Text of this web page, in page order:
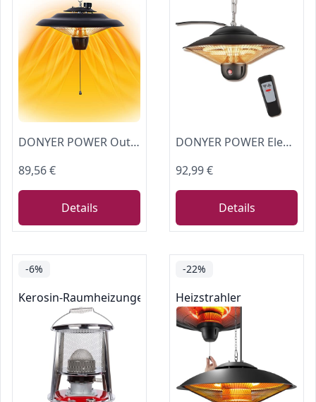
DONYER POWER Outdoor Heizungen für Garten Terrasse Heizungen Halogenheizung 800W & 2000W Elektrische Heizung für Gewächshaus Zelt
89,56 €
Details
DONYER POWER Elektrische Außenheizungen für Garten Terrassenstrahler mit Fernbedienung Halogenstrahler Deckenmontage 800W/1200W/2000W Gewächshaus Infrarotheizungen
92,99 €
Details
-6%
Kerosin-Raumheizungen
-22%
Heizstrahler